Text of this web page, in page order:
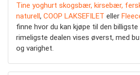
Tine yoghurt skogsbær, kirsebær,
naturell, COOP LAKSEFILET eller
finne hvor du kan kjøpe til den billigste
rimeligste dealen vises øverst, med
og varighet.